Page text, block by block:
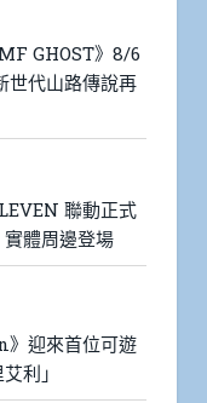
GHOST》8/6
世代山路傳說再
聯動正式
體周邊登場
》迎來首位可遊
利」